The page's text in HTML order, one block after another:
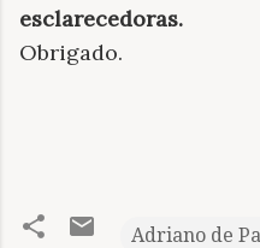
esclarecedoras.
Obrigado.
Adriano de